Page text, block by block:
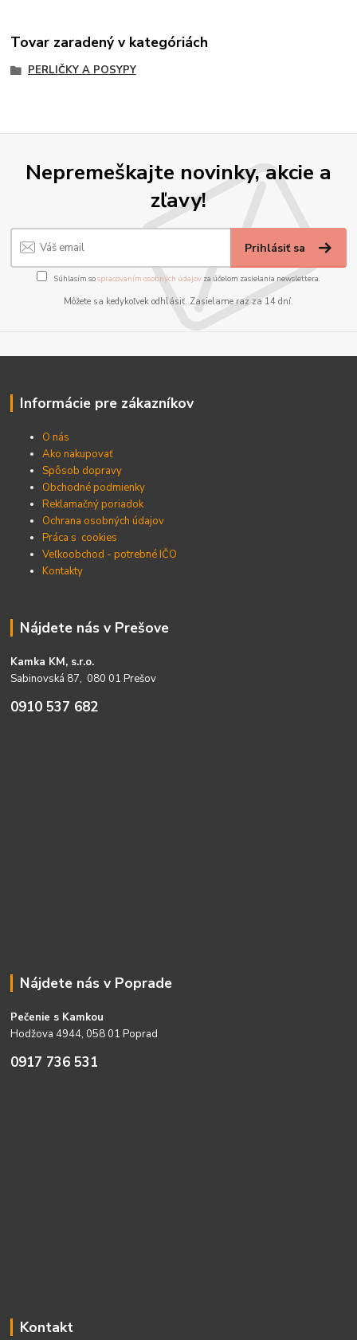
Tovar zaradený v kategóriách
PERLIČKY A POSYPY
Nepremeškajte novinky, akcie a
zľavy!
Prihlásiť sa
Súhlasím sospracovaním osobných údajov za účelom zasielania newslettera.
Môžete sa kedykoľvek odhlásiť. Zasielame raz za 14 dní.
Informácie pre zákazníkov
O nás
Ako nakupovať
Spôsob dopravy
Obchodné podmienky
Reklamačný poriadok
Ochrana osobných údajov
Práca s cookies
Veľkoobchod - potrebné IČO
Kontakty
Nájdete nás v Prešove
Kamka KM, s.r.o.
Sabinovská 87, 080 01 Prešov
0910 537 682
Nájdete nás v Poprade
Pečenie s Kamkou
Hodžova 4944, 058 01 Poprad
0917 736 531
Kontakt